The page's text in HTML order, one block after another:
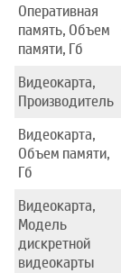
Оперативная
память, Объем
памяти, Гб
Видеокарта,
Производитель
Видеокарта,
Объем памяти,
Гб
Видеокарта,
Модель
дискретной
видеокарты